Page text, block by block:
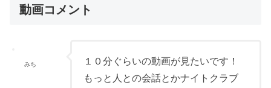
動画コメント
みち
１０分ぐらいの動画が見たいです！
もっと人との会話とかナイトクラブ